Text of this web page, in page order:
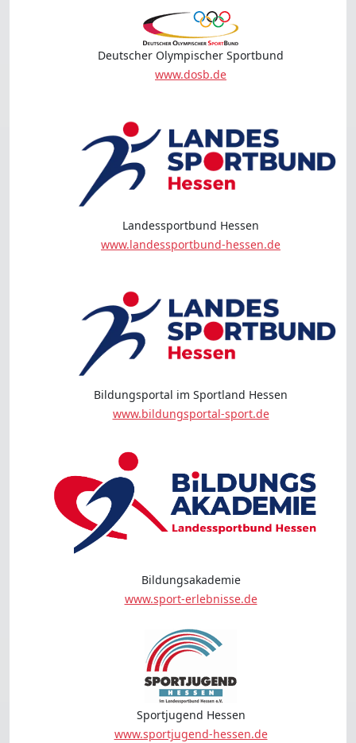
Deutscher Olympischer Sportbund
www.dosb.de
Landessportbund Hessen
www.landessportbund-hessen.de
Bildungsportal im Sportland Hessen
www.bildungsportal-sport.de
Bildungsakademie
www.sport-erlebnisse.de
Sportjugend Hessen
www.sportjugend-hessen.de